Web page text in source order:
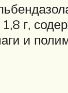
г,
и